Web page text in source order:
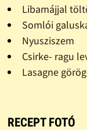
Libamájjal
Somlói
Nyusziszem
Csirke- ragu
Lasagne
RECEPT FOTÓ